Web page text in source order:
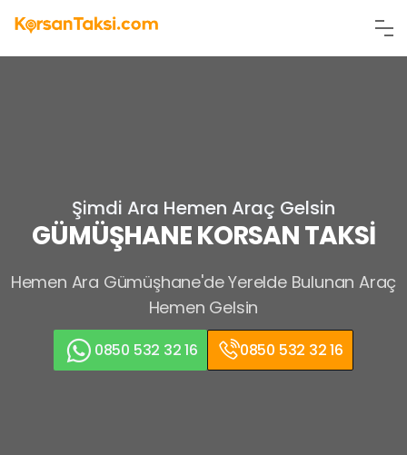
Şimdi Ara Hemen Araç Gelsin
GÜMÜŞHANE KORSAN TAKSİ
Hemen Ara Gümüşhane'de Yerelde Bulunan Araç
Hemen Gelsin
0850 532 32 16 0850 532 32 16